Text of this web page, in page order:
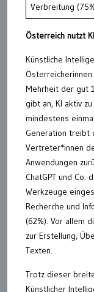
Verbreitung
Österreich nutzt
Künstliche
Mehrheit der gut
gibt an, KI aktiv
mindestens
Generation treibt
Vertreter*innen
Anwendungen
ChatGPT und Co.
Werkzeuge
Recherche und
(62%). Vor allem
zur Erstellung,
Texten.
Trotz dieser
Künstlicher